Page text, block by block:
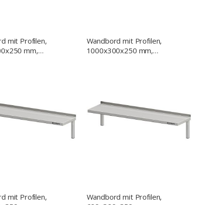
mit Profilen,
mm,
Wandbord mit Profilen,
1000x300x250 mm,
mit Profilen,
Wandbord mit Profilen,